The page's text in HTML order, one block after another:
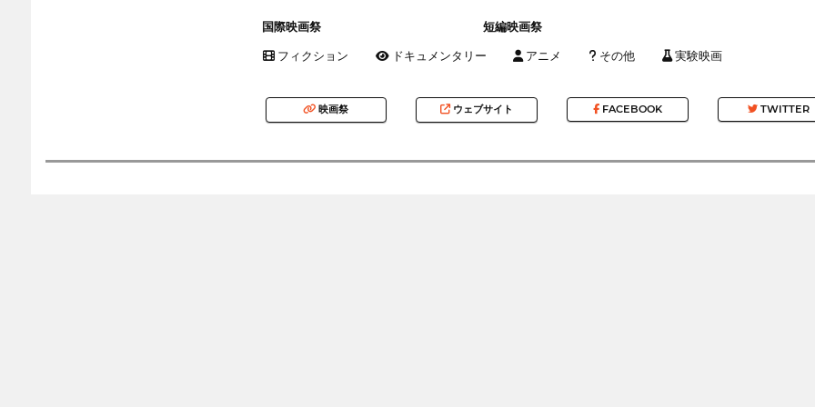
国際映画祭 短編映画祭
フィクション ドキュメンタリー アニメ その他 実験映画
映画祭 ウェブサイト FACEBOOK TWITTER